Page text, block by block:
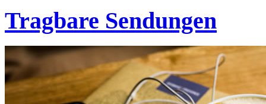
Tragbare Sendungen